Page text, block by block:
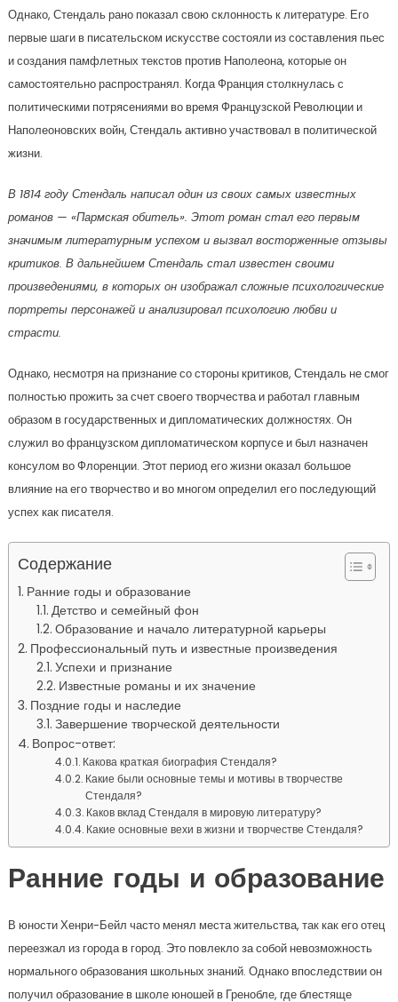
Однако, Стендаль рано показал свою склонность к литературе. Его
первые шаги в писательском искусстве состояли из составления пьес
и создания памфлетных текстов против Наполеона, которые он
самостоятельно распространял. Когда Франция столкнулась с
политическими потрясениями во время Французской Революции и
Наполеоновских войн, Стендаль активно участвовал в политической
жизни.
В 1814 году Стендаль написал один из своих самых известных
романов — «Пармская обитель». Этот роман стал его первым
значимым литературным успехом и вызвал восторженные отзывы
критиков. В дальнейшем Стендаль стал известен своими
произведениями, в которых он изображал сложные психологические
портреты персонажей и анализировал психологию любви и
страсти.
Однако, несмотря на признание со стороны критиков, Стендаль не смог
полностью прожить за счет своего творчества и работал главным
образом в государственных и дипломатических должностях. Он
служил во французском дипломатическом корпусе и был назначен
консулом во Флоренции. Этот период его жизни оказал большое
влияние на его творчество и во многом определил его последующий
успех как писателя.
Содержание
Ранние годы и образование
Детство и семейный фон
Образование и начало литературной карьеры
Профессиональный путь и известные произведения
Успехи и признание
Известные романы и их значение
Поздние годы и наследие
Завершение творческой деятельности
Вопрос-ответ:
Какова краткая биография Стендаля?
Какие были основные темы и мотивы в творчестве
Стендаля?
Каков вклад Стендаля в мировую литературу?
Какие основные вехи в жизни и творчестве Стендаля?
Ранние годы и образование
В юности Хенри-Бейл часто менял места жительства, так как его отец
переезжал из города в город. Это повлекло за собой невозможность
нормального образования школьных знаний. Однако впоследствии он
получил образование в школе юношей в Гренобле, где блестяще